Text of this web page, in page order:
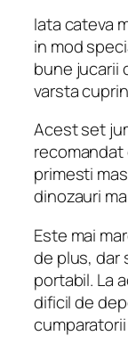
Iata cateva
​​in mod
bune jucarii
varsta
Acest set
recomandat
primesti
dinozauri
Este mai
de plus, dar
portabil. La
dificil de